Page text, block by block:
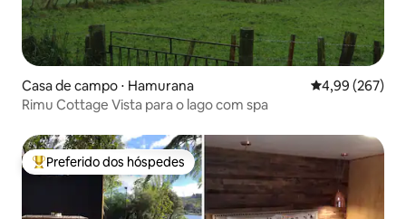
Casa de campo ⋅ Hamurana 4,99 de uma
4,99 (267)
Rimu Cottage Vista para o lago com spa
Entre os melhores preferidos dos hóspedes
Preferido dos hóspedes